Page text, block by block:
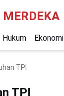
Hukum Ekonomi
TPI
TPI